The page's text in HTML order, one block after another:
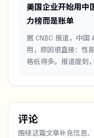
美国企业开始用中
力榜而是账单
据 CNBC 报道，中国
用，原因很直接：性
格低得多。报道提到
评论
围绕这篇文章补充信息